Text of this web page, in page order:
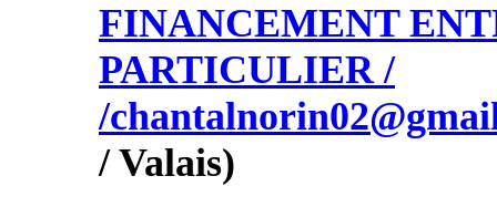
FINANCEMENT
PARTICULIER /
/
/ Valais)